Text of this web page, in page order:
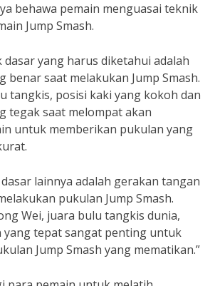
behawa pemain menguasai teknik
Jump Smash.
dasar yang harus diketahui adalah
benar saat melakukan Jump Smash.
tangkis, posisi kaki yang kokoh dan
tegak saat melompat akan
untuk memberikan pukulan yang
lainnya adalah gerakan tangan
pukulan Jump Smash.
Wei, juara bulu tangkis dunia,
yang tepat sangat penting untuk
Jump Smash yang mematikan.”